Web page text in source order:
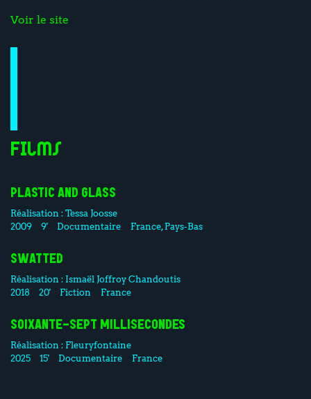
Voir le site
Films
PLASTIC AND GLASS
Réalisation :Tessa Joosse
2009
9' Documentaire France, Pays-Bas
SWATTED
Réalisation : Ismaël Joffroy Chandoutis
2018
20' Fiction France
SOIXANTE-SEPT MILLISECONDES
Réalisation : Fleuryfontaine
2025
15' Documentaire France